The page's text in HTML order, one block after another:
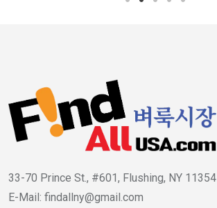
33-70 Prince St., #601, Flushing, NY 11354
E-Mail: findallny@gmail.com